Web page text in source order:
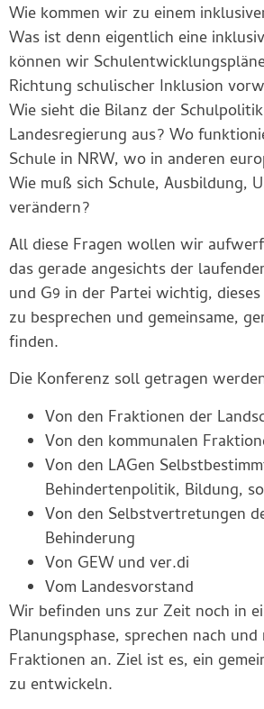
Wie kommen wir zu einem
Was ist denn eigentlich eine
können wir
Richtung schulischer Inklusion
Wie sieht die Bilanz der
Landesregierung aus? Wo
Schule in NRW, wo in anderen
Wie muß sich Schule, Ausbildung,
verändern?
All diese Fragen wollen wir
das gerade angesichts der
und G9 in der Partei wichtig, dieses
zu besprechen und gemeinsame,
finden.
Die Konferenz soll getragen
Von den Fraktionen der
Von den kommunalen
Von den LAGen
Behindertenpolitik, Bildung,
Von den Selbstvertretungen
Behinderung
Von GEW und ver.di
Vom Landesvorstand
Wir befinden uns zur Zeit noch in
Planungsphase, sprechen nach und
Fraktionen an. Ziel ist es, ein
zu entwickeln.